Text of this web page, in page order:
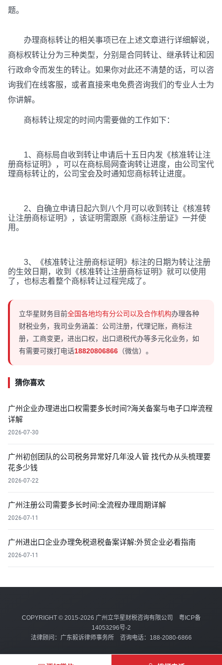
题。
办理商标转让的相关事项已在上述文章进行详细解说，
商标权转让分为三种类型，分别是合同转让、继承转让和因
行政命令而发生的转让。如果你对此还不清楚的话，可以咨
询我们在线客服，或者直接来电免费咨询我们的专业人士为
你讲解。
商标转让规定的时间内需要做的工作如下：
1、商标局自收到转让申请后十五日内发《核准转让注
册商标证明》，可以在商标局网查询转让进度，由公司宝代
理商标转让的，公司宝会及时通知您商标转让进度。
2、自确立申请日起六到八个月可以收到转让《核准转
让注册商标证明》，该证明需跟原《商标注册证》一并使
用。
3、《核准转让注册商标证明》标注的日期为转让注册
的生效日期，收到《核准转让注册商标证明》就可以使用
了，也标志着整个商标转让过程完成了。
立华星财务目前全国各地均有分公司以及合作机构办理各种
财税业务，我司业务涵盖：公司注册，代理记账，商标注
册，工商变更，进出口权，出口退税代办等多元化业务，如
有需要可拨打电话18820806866 （微信）。
猜你喜欢
广州企业办理进出口权需要多长时间?海关备案与电子口岸流程
详解
2026-07-30
广州初创团队的公司税务异常好几年没人管 找代办从头梳理要
花多少钱
2026-07-22
广州注册公司需要多长时间:全流程办理周期详解
2026-07-11
广州进出口企业办理免税退税备案详解:外贸企业必看指南
2026-07-11
COPYRIGHT © 2015-2026 广州立华星财税咨询有限公司 粤ICP备
14053296号-2
法律顾问：广东毅诉律师事务所 咨询电话：188-2080-6866